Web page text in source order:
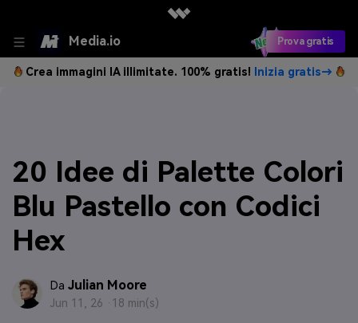
Media.io Prova gratis
Crea immagini IA illimitate. 100% gratis! Inizia gratis→
20 Idee di Palette Colori
Blu Pastello con Codici
Hex
Da Julian Moore
Jun 11, 26 · 18 min(s)